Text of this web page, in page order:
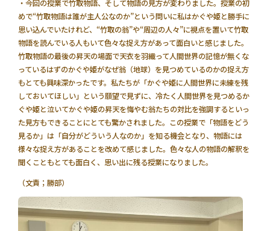
・今回の授業で竹取物語、そして物語の見方が変わりました。授業の初
めで“竹取物語は誰が主人公なのか”という問いに私はかぐや姫と勝手に
思い込んでいたけれど、“竹取の翁”や“周辺の人々”に視点を置いて竹取
物語を読んでいる人もいて色々な捉え方があって面白いと感じました。
竹取物語の最後の昇天の場面で天衣を羽織って人間世界の記憶が無くな
っているはずのかぐや姫がなぜ翁（地球）を見つめているのかの捉え方
もとても興味深かったです。私たちが「かぐや姫に人間世界に未練を残
しておいてほしい」という願望で見ずに、冷たく人間世界を見つめるか
ぐや姫と泣いてかぐや姫の昇天を悔やむ翁たちの対比を強調するといっ
た見方もできることにとても驚かされました。この授業で「物語をどう
見るか」は「自分がどういう人なのか」を知る機会となり、物語には
様々な捉え方があることを改めて感じました。色々な人の物語の解釈を
聞くこともとても面白く、思い出に残る授業になりました。
（文責；勝部）